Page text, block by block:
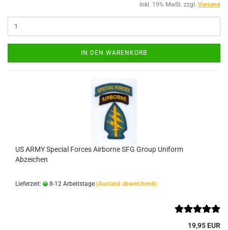
inkl. 19% MwSt. zzgl. Versand
IN DEN WARENKORB
US ARMY Special Forces Airborne SFG Group Uniform
Abzeichen
Lieferzeit: 8-12 Arbeitstage (Ausland abweichend)
19,95 EUR